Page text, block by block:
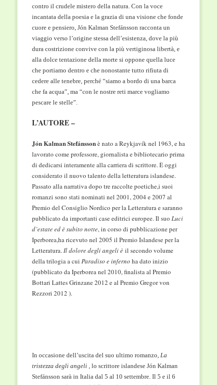
contro il crudele mistero della natura. Con la voce
incantata della poesia e la grazia di una visione che fonde
cuore e pensiero, Jón Kalman Stefánsson racconta un
viaggio verso l’origine stessa dell’esistenza, dove la più
dura costrizione convive con la più vertiginosa libertà, e
alla dolce tentazione della morte si oppone quella luce
che portiamo dentro e che nonostante tutto rifiuta di
cedere alle tenebre, perché “siamo a bordo di una barca
che fa acqua”, ma “con le nostre reti marce vogliamo
pescare le stelle”.
L’AUTORE –
Jón Kalman Stefánssonè nato a Reykjavík nel 1963, e ha
lavorato come professore, giornalista e bibliotecario prima
di dedicarsi interamente alla carriera di scrittore. È oggi
considerato il nuovo talento della letteratura islandese.
Passato alla narrativa dopo tre raccolte poetiche,i suoi
romanzi sono stati nominati nel 2001, 2004 e 2007 al
Premio del Consiglio Nordico per la Letteratura e saranno
pubblicato da importanti case editrici europee. Il suo Luci
d’estate ed è subito notte, in corso di pubblicazione per
Iperborea,ha ricevuto nel 2005 il Premio Islandese per la
Letteratura.Il dolore degli angeli èil secondo volume
della trilogia a cui Paradiso e inferno ha dato inizio
(pubblicato da Iperborea nel 2010, finalista al Premio
Bottari Lattes Grinzane 2012 e al Premio Gregor von
Rezzori 2012 ).
In occasione dell’uscita del suo ultimo romanzo, La
tristezza degli angeli , lo scrittore islandese Jón Kalman
Stefánsson sarà in Italia dal 5 al 10 settembre. Il 5 e il 6